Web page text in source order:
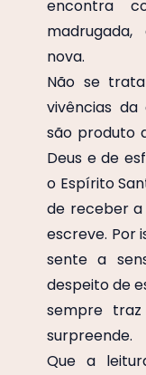
encontra
nova.
Não se
vivências
são produto
Deus e de
o Espírito
de receber a
escreve. Por
sente a
despeito de
sempre
surpreende.
Que a